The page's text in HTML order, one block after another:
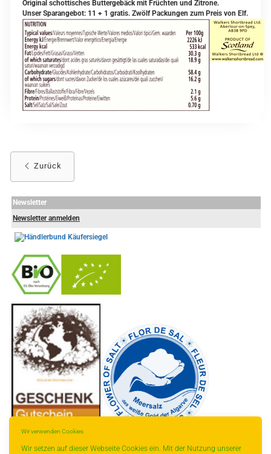
Wir verwenden Cookies
Wir setzen auf dieser Webseite Cookies ein. Mit der Nutzung unserer
Original schottisches Buttergebäck mit Früchten und Zitrone.
Unser Sparangebot: 11 + 1 gratis. Zwölf Packungen zum Preis von Elf.
Zurück
Newsletter
Newsletter anmelden